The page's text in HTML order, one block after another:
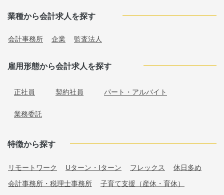
業種から会計求人を探す
会計事務所 企業 監査法人
雇用形態から会計求人を探す
正社員 契約社員 パート・アルバイト
業務委託
特徴から探す
リモートワーク Uターン・Iターン フレックス 休日多め
会計事務所・税理士事務所 子育て支援（産休・育休）